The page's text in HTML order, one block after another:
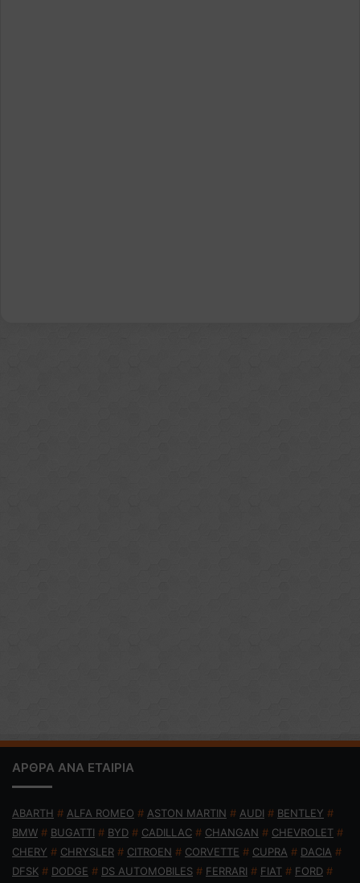
ΑΡΘΡΑ ΑΝΑ ΕΤΑΙΡΙΑ
ABARTH # ALFA ROMEO # ASTON MARTIN # AUDI # BENTLEY #
BMW # BUGATTI # BYD # CADILLAC # CHANGAN # CHEVROLET #
CHERY # CHRYSLER # CITROEN # CORVETTE # CUPRA # DACIA #
DFSK # DODGE # DS AUTOMOBILES # FERRARI # FIAT # FORD #